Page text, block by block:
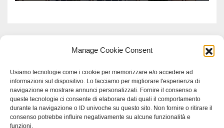
Manage Cookie Consent
Usiamo tecnologie come i cookie per memorizzare e/o accedere ad
informazioni sul dispositivo. Lo facciamo per migliorare l'esperienza di
navigazione e mostrare annunci personalizzati. Fornire il consenso a
queste tecnologie ci consente di elaborare dati quali il comportamento
durante la navigazione o ID univoche su questo sito. Non fornire o ritirare il
consenso potrebbe influire negativamente su alcune funzionalità e
funzioni.